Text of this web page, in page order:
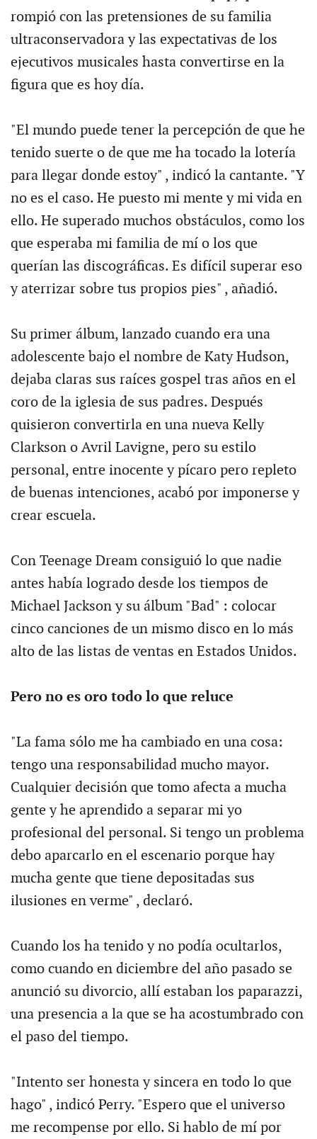
rompió con las pretensiones de su familia
ultraconservadora y las expectativas de los
ejecutivos musicales hasta convertirse en la
figura que es hoy día.
"El mundo puede tener la percepción de que he
tenido suerte o de que me ha tocado la lotería
para llegar donde estoy" , indicó la cantante. "Y
no es el caso. He puesto mi mente y mi vida en
ello. He superado muchos obstáculos, como los
que esperaba mi familia de mí o los que
querían las discográficas. Es difícil superar eso
y aterrizar sobre tus propios pies" , añadió.
Su primer álbum, lanzado cuando era una
adolescente bajo el nombre de Katy Hudson,
dejaba claras sus raíces gospel tras años en el
coro de la iglesia de sus padres. Después
quisieron convertirla en una nueva Kelly
Clarkson o Avril Lavigne, pero su estilo
personal, entre inocente y pícaro pero repleto
de buenas intenciones, acabó por imponerse y
crear escuela.
Con Teenage Dream consiguió lo que nadie
antes había logrado desde los tiempos de
Michael Jackson y su álbum "Bad" : colocar
cinco canciones de un mismo disco en lo más
alto de las listas de ventas en Estados Unidos.
Pero no es oro todo lo que reluce
"La fama sólo me ha cambiado en una cosa:
tengo una responsabilidad mucho mayor.
Cualquier decisión que tomo afecta a mucha
gente y he aprendido a separar mi yo
profesional del personal. Si tengo un problema
debo aparcarlo en el escenario porque hay
mucha gente que tiene depositadas sus
ilusiones en verme" , declaró.
Cuando los ha tenido y no podía ocultarlos,
como cuando en diciembre del año pasado se
anunció su divorcio, allí estaban los paparazzi,
una presencia a la que se ha acostumbrado con
el paso del tiempo.
"Intento ser honesta y sincera en todo lo que
hago" , indicó Perry. "Espero que el universo
me recompense por ello. Si hablo de mí por